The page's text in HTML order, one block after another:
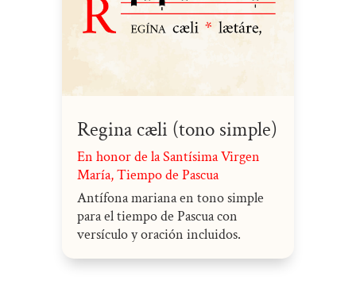
Regina cæli (tono simple)
En honor de la Santísima Virgen
María,Tiempo de Pascua
Antífona mariana en tono simple
para el tiempo de Pascua con
versículo y oración incluidos.